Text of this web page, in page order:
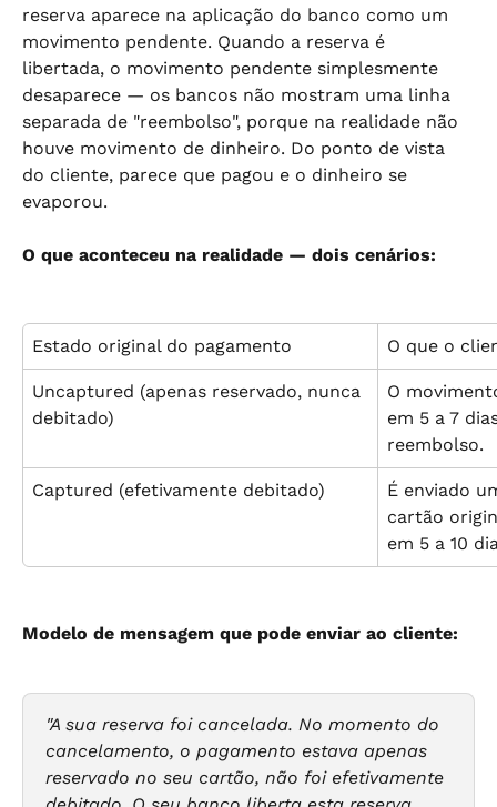
reserva aparece na aplicação do banco como um
movimento pendente. Quando a reserva é
libertada, o movimento pendente simplesmente
desaparece — os bancos não mostram uma linha
separada de "reembolso", porque na realidade não
houve movimento de dinheiro. Do ponto de vista
do cliente, parece que pagou e o dinheiro se
evaporou.
O que aconteceu na realidade — dois cenários:
Estado original do pagamento O que o
Uncaptured (apenas reservado, nunca
debitado)
O
em 5 a 7
reembolso.
Captured (efetivamente debitado)
É enviado
cartão
em 5 a 10
Modelo de mensagem que pode enviar ao cliente:
"A sua reserva foi cancelada. No momento do
cancelamento, o pagamento estava apenas
reservado no seu cartão, não foi efetivamente